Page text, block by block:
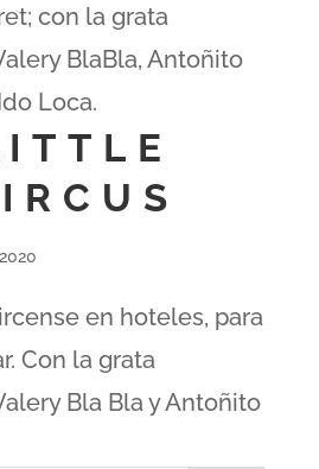
con la grata
BlaBla, Antoñito
Loca.
en hoteles, para
Con la grata
Bla Bla y Antoñito